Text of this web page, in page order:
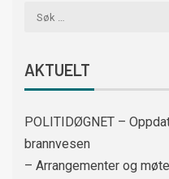
AKTUELT
POLITIDØGNET –
brannvesen
– Arrangementer og